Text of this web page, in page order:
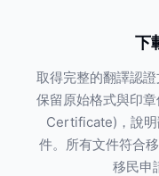
下
取得完整的翻譯認
保留原始格式與印
Certificate)，說明
件。所有文件符合
移民申